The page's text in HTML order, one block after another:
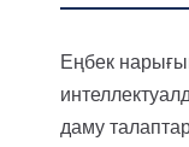
Еңбек
даму